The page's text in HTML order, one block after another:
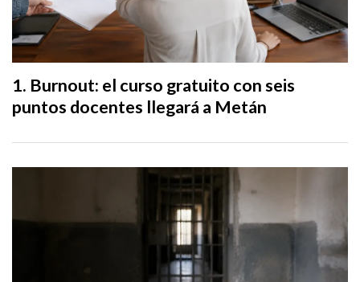
Burnout: el curso gratuito con seis
puntos docentes llegará a Metán